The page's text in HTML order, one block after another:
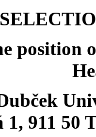
position
1, 911 50